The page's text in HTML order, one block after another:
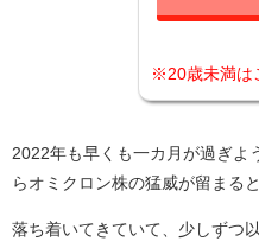
※20歳未満は
2022年も早くも一カ月が過ぎよ
らオミクロン株の猛威が留まる
落ち着いてきていて、少しずつ